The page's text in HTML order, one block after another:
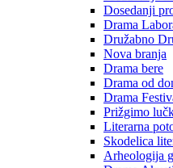
Dosedanji
Drama
Družabno
Nova branja
Drama bere
Drama od
Drama
Prižgimo
Literarna
Skodelica
Arheologija